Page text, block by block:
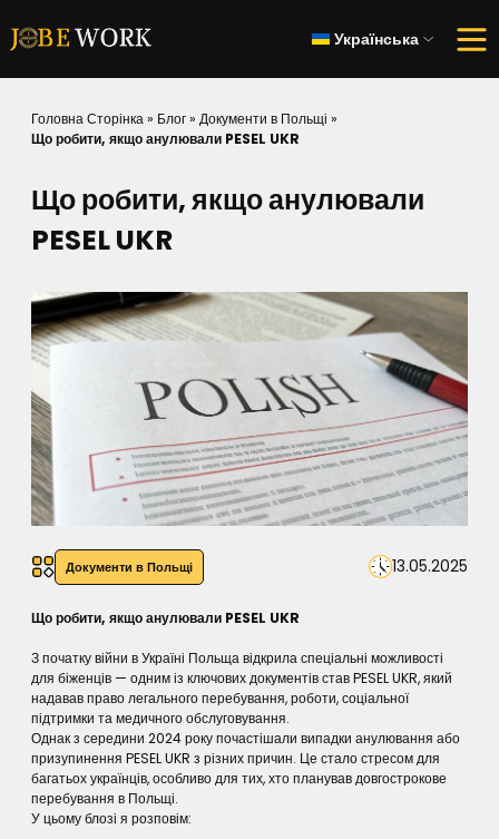
Українська
Головна Сторінка» Блог» Документи в Польщі »
Що робити, якщо анулювали PESEL UKR
Що робити, якщо анулювали
PESEL UKR
Документи в Польщі 13.05.2025
Що робити, якщо анулювали PESEL UKR
З початку війни в Україні Польща відкрила спеціальні можливості
для біженців — одним із ключових документів став PESEL UKR, який
надавав право легального перебування, роботи, соціальної
підтримки та медичного обслуговування.
Однак з середини 2024 року почастішали випадки анулювання або
призупинення PESEL UKR з різних причин. Це стало стресом для
багатьох українців, особливо для тих, хто планував довгострокове
перебування в Польщі.
У цьому блозі я розповім: